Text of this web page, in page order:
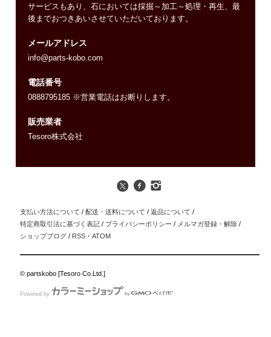
サービスもあり、石においては採掘～加工～処理・再生、最
後までおつきあいさせていただいております。
メールアドレス
info@parts-kobo.com
電話番号
0888795185 ※営業電話はお断りします。
販売業者
Tesoro株式会社
支払い方法について / 配送・送料について / 返品について /
特定商取引法に基づく表記 / プライバシーポリシー / メルマガ登録・解除 /
ショップブログ / RSS ・ATOM
© partskobo [Tesoro Co.Ltd.]
Powered by